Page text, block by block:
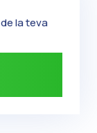
la teva